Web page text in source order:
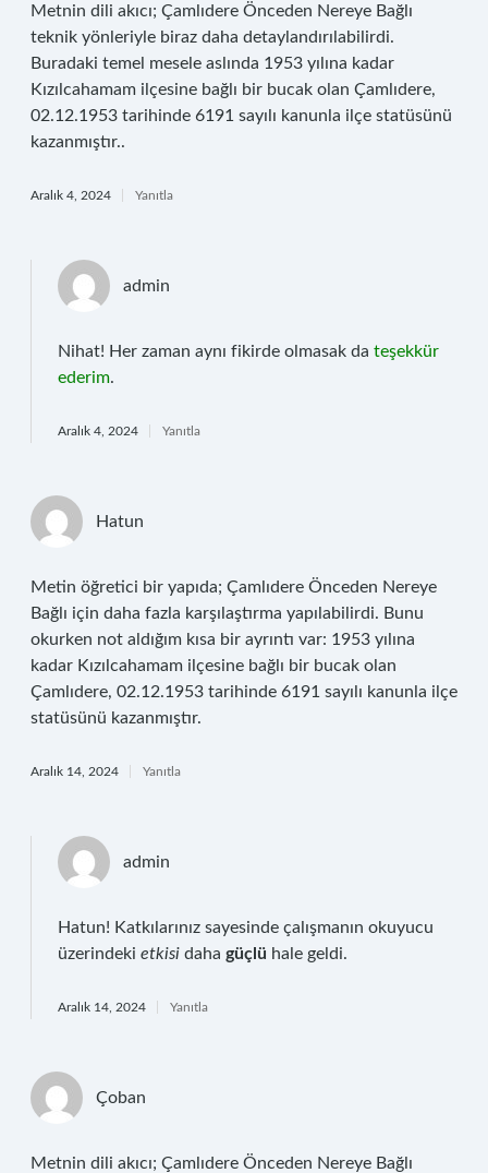
Metnin dili akıcı; Çamlıdere Önceden Nereye Bağlı
teknik yönleriyle biraz daha detaylandırılabilirdi.
Buradaki temel mesele aslında 1953 yılına kadar
Kızılcahamam ilçesine bağlı bir bucak olan Çamlıdere,
02.12.1953 tarihinde 6191 sayılı kanunla ilçe statüsünü
kazanmıştır..
Aralık 4, 2024 Yanıtla
admin
Nihat! Her zaman aynı fikirde olmasak da teşekkür
ederim.
Aralık 4, 2024 Yanıtla
Hatun
Metin öğretici bir yapıda; Çamlıdere Önceden Nereye
Bağlı için daha fazla karşılaştırma yapılabilirdi. Bunu
okurken not aldığım kısa bir ayrıntı var: 1953 yılına
kadar Kızılcahamam ilçesine bağlı bir bucak olan
Çamlıdere, 02.12.1953 tarihinde 6191 sayılı kanunla ilçe
statüsünü kazanmıştır.
Aralık 14, 2024 Yanıtla
admin
Hatun! Katkılarınız sayesinde çalışmanın okuyucu
üzerindeki etkisi daha güçlü hale geldi.
Aralık 14, 2024 Yanıtla
Çoban
Metnin dili akıcı; Çamlıdere Önceden Nereye Bağlı